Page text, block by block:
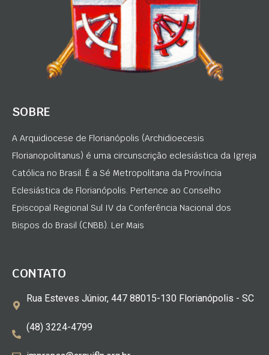
SOBRE
A Arquidiocese de Florianópolis (Archidioecesis
Florianopolitanus) é uma circunscrição eclesiástica da Igreja
Católica no Brasil. É a Sé Metropolitana da Província
Eclesiástica de Florianópolis. Pertence ao Conselho
Episcopal Regional Sul IV da Conferência Nacional dos
Bispos do Brasil (CNBB). Ler Mais
CONTATO
Rua Esteves Júnior, 447 88015-130 Florianópolis - SC
(48) 3224-4799